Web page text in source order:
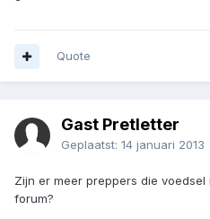
Quote
Gast Pretletter
Geplaatst: 14 januari 2013
Zijn er meer preppers die
forum?